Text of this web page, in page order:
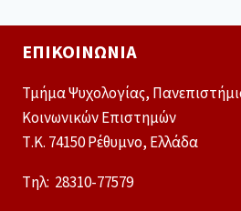
ΕΠΙΚΟΙΝΩΝΊΑ
Τμήμα Ψυχολογίας,
Κοινωνικών Επιστημών
Τ.Κ. 74150 Ρέθυμνο, Ελλάδα
Tηλ: 28310-77579